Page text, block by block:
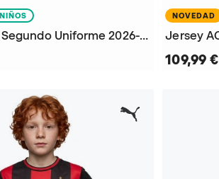
NIÑOS
Jersey ACM Segundo Uniforme 2026-2027 Niño
NOVEDAD
109,99 €